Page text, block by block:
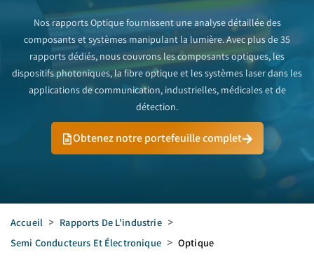
Nos rapports Optique fournissent une analyse détaillée des
composants et systèmes manipulant la lumière. Avec plus de 35
rapports dédiés, nous couvrons les composants optiques, les
dispositifs photoniques, la fibre optique et les systèmes laser dans les
applications de communication, industrielles, médicales et de
détection.
Obtenez notre portefeuille complet
Accueil > Rapports De L'industrie >
Semi Conducteurs Et Électronique > Optique